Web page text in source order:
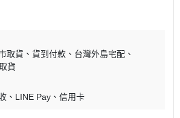
取貨 貨到付款
台灣外島宅配
貨
LINE Pay 信用卡